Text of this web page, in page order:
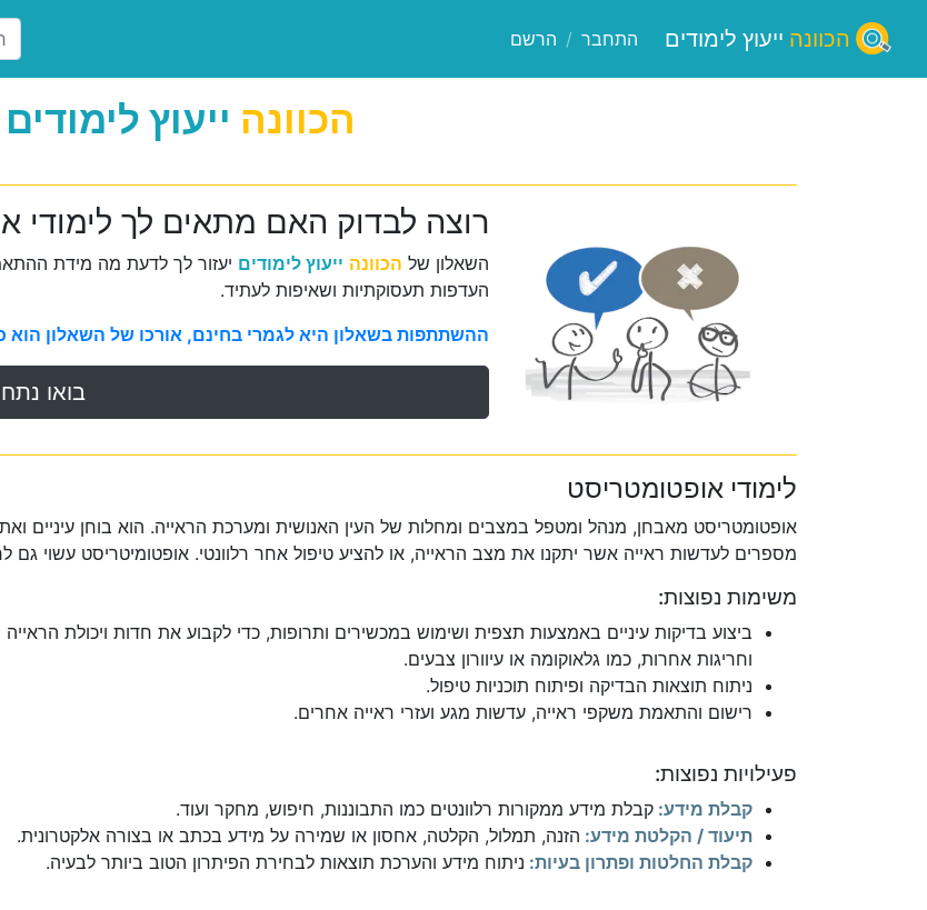
הכוונה ייעוץ לימודים התחבר / הרשם
הכוונה ייעוץ לימודים
רוצה לבדוק האם מתאים לך לימודי
השאלון של הכוונה ייעוץ לימודים יעזור לך לדעת מה מידת
העדפות תעסוקתיות ושאיפות לעתיד.
ההשתתפות בשאלון היא לגמרי בחינם, אורכו של השאלון הוא
בואו
לימודי אופטומטריסט
אופטומטריסט מאבחן, מנהל ומטפל במצבים ומחלות של העין האנושית ומערכת הראייה. הוא בוחן עיניים
מספרים לעדשות ראייה אשר יתקנו את מצב הראייה, או להציע טיפול אחר רלוונטי. אופטומיטריסט עשוי גם
משימות נפוצות:
ביצוע בדיקות עיניים באמצעות תצפית ושימוש במכשירים ותרופות, כדי לקבוע את חדות ויכולת
וחריגות אחרות, כמו גלאוקומה או עיוורון צבעים.
ניתוח תוצאות הבדיקה ופיתוח תוכניות טיפול.
רישום והתאמת משקפי ראייה, עדשות מגע ועזרי ראייה אחרים.
פעילויות נפוצות:
קבלת מידע: קבלת מידע ממקורות רלוונטים כמו התבוננות, חיפוש, מחקר ועוד.
תיעוד / הקלטת מידע: הזנה, תמלול, הקלטה, אחסון או שמירה על מידע בכתב או בצורה אלקטרונית.
קבלת החלטות ופתרון בעיות: ניתוח מידע והערכת תוצאות לבחירת הפיתרון הטוב ביותר לבעיה.